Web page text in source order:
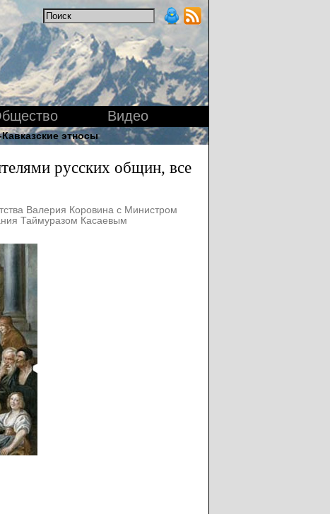
Видео
этносы
русских общин, все
Валерия Коровина с Министром
Таймуразом Касаевым